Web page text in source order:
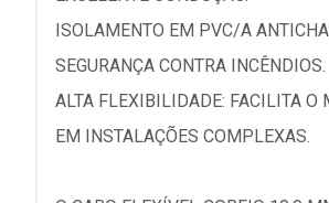
ISOLAMENTO EM PVC/A
SEGURANÇA CONTRA INCÊNDIOS.
ALTA FLEXIBILIDADE: FACILITA O
EM INSTALAÇÕES COMPLEXAS.